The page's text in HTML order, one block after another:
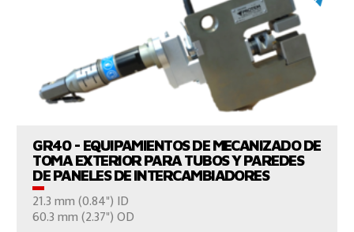
GR40 - EQUIPAMIENTOS DE MECANIZADO DE
TOMA EXTERIOR PARA TUBOS Y PAREDES
DE PANELES DE INTERCAMBIADORES
21.3 mm (0.84") ID
60.3 mm (2.37") OD
VER EL PRODUCTO